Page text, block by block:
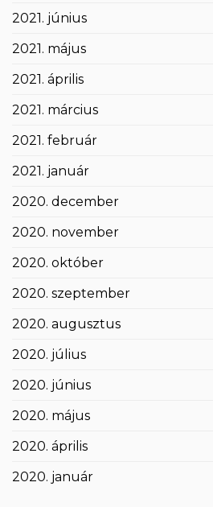
2021. június
2021. május
2021. április
2021. március
2021. február
2021. január
2020. december
2020. november
2020. október
2020. szeptember
2020. augusztus
2020. július
2020. június
2020. május
2020. április
2020. január